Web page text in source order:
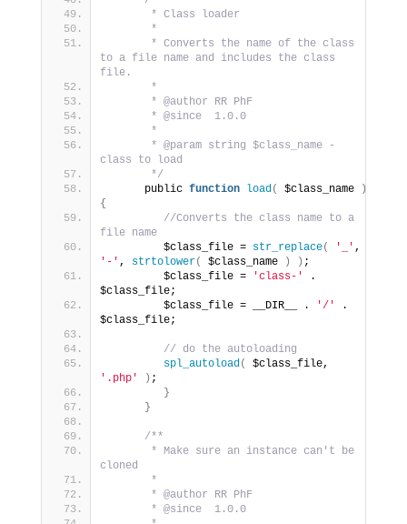
       * Class loader
       *
       * Converts the name of the class
to a file name and includes the class
file.
       *
       * @author RR PhF
       * @since  1.0.0
       *
       * @param string $class_name -
class to load
       */
      public
function load( $class_name
)
{
//Converts the class name to a
file name
         $class_file =
str_replace( '_'
'-' , strtolower( $class_name ) ) ;
         $class_file =
'class-'
.
$class_file;
         $class_file = __DIR__ .
'/'
.
$class_file;
// do the autoloading
spl_autoload(
'.php'
) ;
}
}
/**
       * Make sure an instance can't be
cloned
       *
       * @author RR PhF
       * @since  1.0.0